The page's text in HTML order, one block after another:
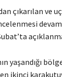
çıkarılan ve
yaşandığı
ikinci